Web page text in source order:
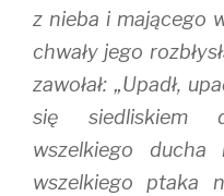
z nieba i mającego
chwały jego
zawołał: „Upadł,
się siedliskiem
wszelkiego ducha
wszelkiego ptaka